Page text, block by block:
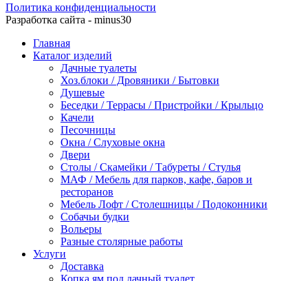
Политика конфиденциальности
Разработка сайта - minus30
Главная
Каталог изделий
Дачные туалеты
Хоз.блоки / Дровяники / Бытовки
Душевые
Беседки / Террасы / Пристройки / Крыльцо
Качели
Песочницы
Окна / Слуховые окна
Двери
Столы / Скамейки / Табуреты / Стулья
МАФ / Мебель для парков, кафе, баров и
ресторанов
Мебель Лофт / Столешницы / Подоконники
Собачьи будки
Вольеры
Разные столярные работы
Услуги
Доставка
Копка ям под дачный туалет